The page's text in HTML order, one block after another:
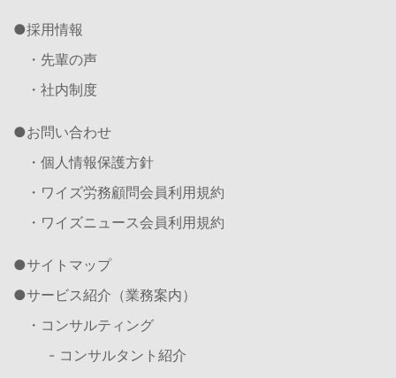
採用情報
・先輩の声
・社内制度
お問い合わせ
・個人情報保護方針
・ワイズ労務顧問会員利用規約
・ワイズニュース会員利用規約
サイトマップ
サービス紹介（業務案内）
・コンサルティング
- コンサルタント紹介